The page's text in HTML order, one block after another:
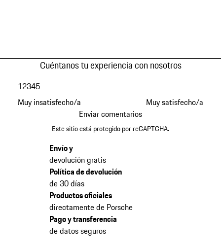
Cuéntanos tu experiencia con nosotros
Muy insatisfecho/a
12345
Muy satisfecho/a
Enviar comentarios
Este sitio está protegido por reCAPTCHA.
Envío y
devolución gratis
Política de devolución
de 30 días
Productos oficiales
directamente de Porsche
Pago y transferencia
de datos seguros